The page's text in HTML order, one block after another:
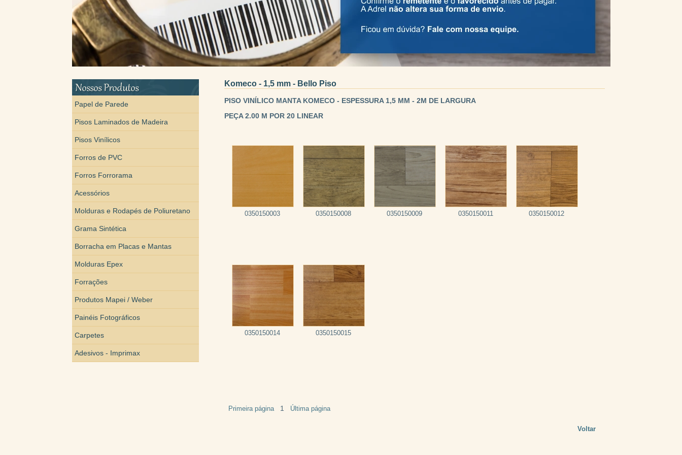
Papel de Parede
Pisos Laminados de Madeira
Pisos Vinílicos
Forros de PVC
Forros Forrorama
Acessórios
Molduras e Rodapés de Poliuretano
Grama Sintética
Borracha em Placas e Mantas
Molduras Epex
Forrações
Produtos Mapei / Weber
Painéis Fotográficos
Carpetes
Adesivos - Imprimax
Komeco - 1,5 mm - Bello Piso
PISO VINÍLICO MANTA KOMECO - ESPESSURA 1,5 MM - 2M DE LARGURA
PEÇA 2.00 M POR 20 LINEAR
0350150003 0350150008 0350150009 0350150011 0350150012
0350150014 0350150015
Primeira página 1 Última página
Voltar